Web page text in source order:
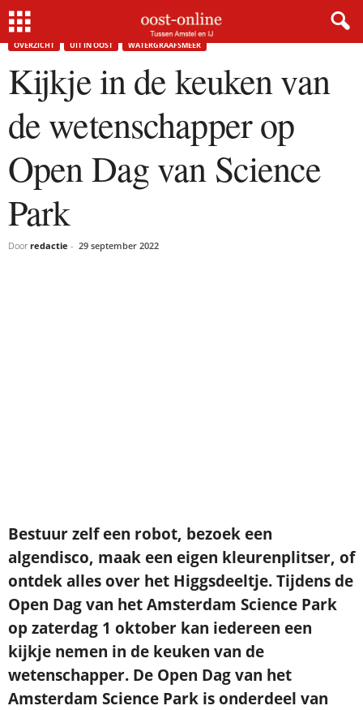
Home Kijkje in de keuken van de wetenschapper op Open Dag van Science...
OVERZICHT UIT IN OOST WATERGRAAFSMEER
Kijkje in de keuken van
de wetenschapper op
Open Dag van Science
Park
Door redactie - 29 september 2022
Bestuur zelf een robot, bezoek een
algendisco, maak een eigen kleurenplitser, of
ontdek alles over het Higgsdeeltje. Tijdens de
Open Dag van het Amsterdam Science Park
op zaterdag 1 oktober kan iedereen een
kijkje nemen in de keuken van de
wetenschapper. De Open Dag van het
Amsterdam Science Park is onderdeel van